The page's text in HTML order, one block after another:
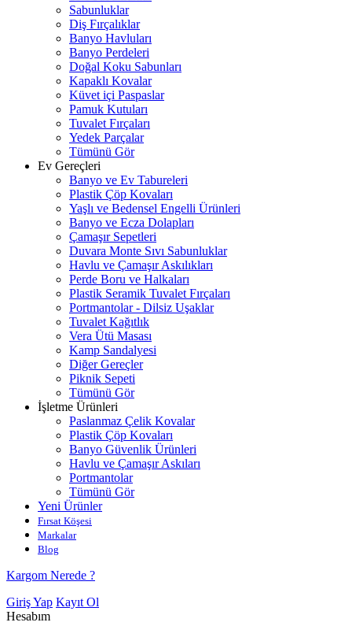
Sabunluklar
Diş Fırçalıklar
Banyo Havluları
Banyo Perdeleri
Doğal Koku Sabunları
Kapaklı Kovalar
Küvet içi Paspaslar
Pamuk Kutuları
Tuvalet Fırçaları
Yedek Parçalar
Tümünü Gör
Ev Gereçleri
Banyo ve Ev Tabureleri
Plastik Çöp Kovaları
Yaşlı ve Bedensel Engelli Ürünleri
Banyo ve Ecza Dolapları
Çamaşır Sepetleri
Duvara Monte Sıvı Sabunluklar
Havlu ve Çamaşır Askılıkları
Perde Boru ve Halkaları
Plastik Seramik Tuvalet Fırçaları
Portmantolar - Dilsiz Uşaklar
Tuvalet Kağıtlık
Vera Ütü Masası
Kamp Sandalyesi
Diğer Gereçler
Piknik Sepeti
Tümünü Gör
İşletme Ürünleri
Paslanmaz Çelik Kovalar
Plastik Çöp Kovaları
Banyo Güvenlik Ürünleri
Havlu ve Çamaşır Askıları
Portmantolar
Tümünü Gör
Yeni Ürünler
Fırsat Köşesi
Markalar
Blog
Kargom Nerede ?
Giriş Yap Kayıt Ol
Hesabım